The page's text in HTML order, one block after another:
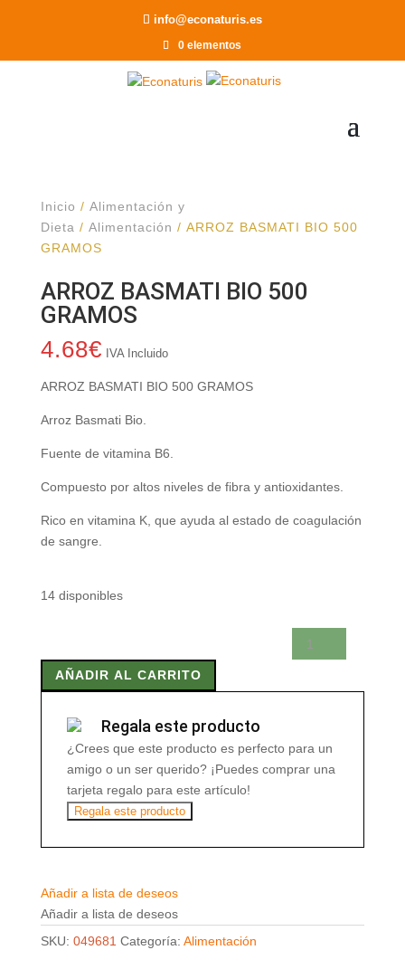
info@econaturis.es
0 elementos
Inicio / Alimentación y
Dieta / Alimentación / ARROZ BASMATI BIO 500
GRAMOS
ARROZ BASMATI BIO 500
GRAMOS
4.68€ IVA Incluido
ARROZ BASMATI BIO 500 GRAMOS
Arroz Basmati Bio.
Fuente de vitamina B6.
Compuesto por altos niveles de fibra y antioxidantes.
Rico en vitamina K, que ayuda al estado de coagulación
de sangre.
14 disponibles
BASMATI
BIO
GRAMOS
cantidad
AÑADIR AL CARRITO
Regala este producto
¿Crees que este producto es perfecto para un
amigo o un ser querido? ¡Puedes comprar una
tarjeta regalo para este artículo!
Regala este producto
Añadir a lista de deseos
Añadir a lista de deseos
SKU: 049681 Categoría: Alimentación